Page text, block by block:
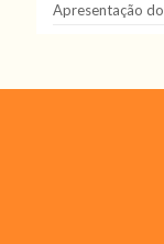
Apresentação